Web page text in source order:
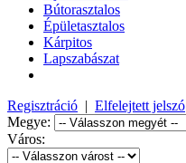
Bútorasztalos
Épületasztalos
Kárpitos
Lapszabászat
Regisztráció | Elfelejtett jelszó
Megye:
Város: